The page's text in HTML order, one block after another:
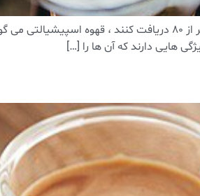
هایی دارند که آن ها را […]